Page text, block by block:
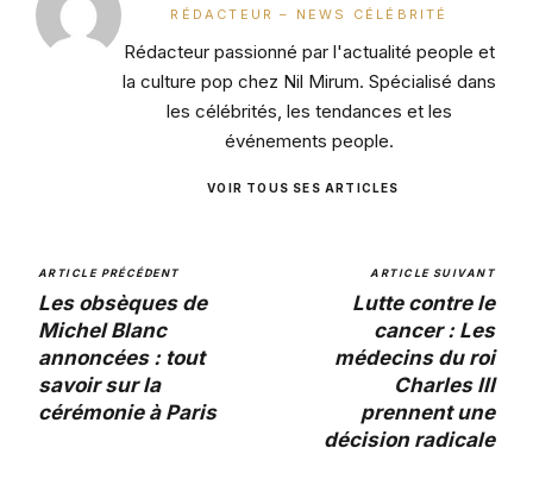
RÉDACTEUR – NEWS CÉLÉBRITÉ
Rédacteur passionné par l'actualité people et
la culture pop chez Nil Mirum. Spécialisé dans
les célébrités, les tendances et les
événements people.
VOIR TOUS SES ARTICLES
ARTICLE PRÉCÉDENT
Les obsèques de
Michel Blanc
annoncées : tout
savoir sur la
cérémonie à Paris
ARTICLE SUIVANT
Lutte contre le
cancer : Les
médecins du roi
Charles III
prennent une
décision radicale